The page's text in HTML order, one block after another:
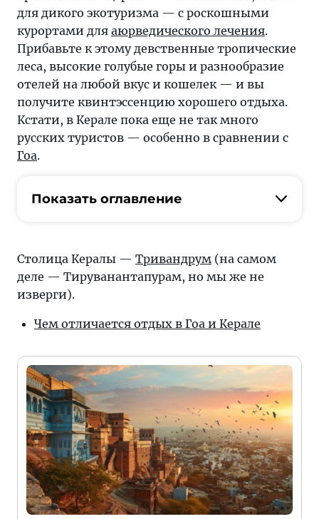
для дикого экотуризма — с роскошными
курортами для аюрведического лечения.
Прибавьте к этому девственные тропические
леса, высокие голубые горы и разнообразие
отелей на любой вкус и кошелек — и вы
получите квинтэссенцию хорошего отдыха.
Кстати, в Керале пока еще не так много
русских туристов — особенно в сравнении с
Гоа.
Показать оглавление
Столица Кералы — Тривандрум (на самом
деле — Тируванантапурам, но мы же не
изверги).
Чем отличается отдых в Гоа и Керале